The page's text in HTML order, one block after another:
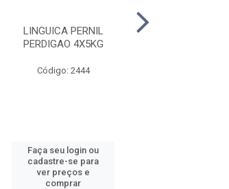
LINGUICA PERNIL
PERDIGAO 4X5KG
Código: 2444
Faça seu login ou
cadastre-se para
ver preços e
comprar